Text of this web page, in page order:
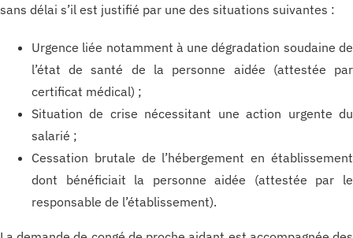
sans délai s’il est justifié par une des situations suivantes :
Urgence liée notamment à une dégradation soudaine de
l’état de santé de la personne aidée (attestée par
certificat médical) ;
Situation de crise nécessitant une action urgente du
salarié ;
Cessation brutale de l’hébergement en établissement
dont bénéficiait la personne aidée (attestée par le
responsable de l’établissement).